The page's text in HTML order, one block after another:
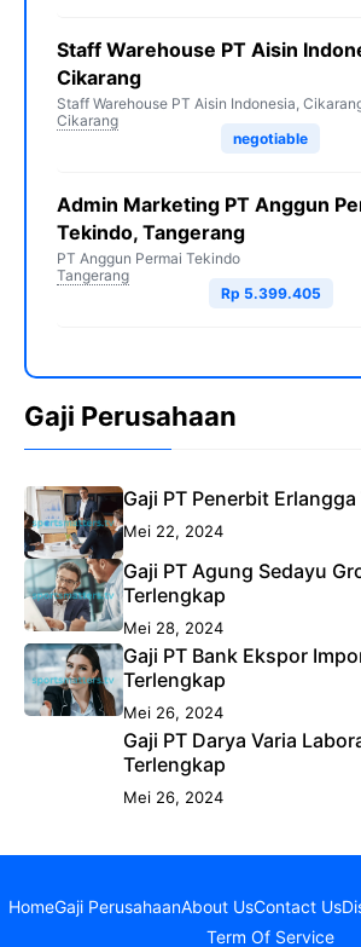
Staff Warehouse PT Aisin
Cikarang
Staff Warehouse PT Aisin Indonesia,
Cikarang
negotiable
Admin Marketing PT Anggun
Tekindo, Tangerang
PT Anggun Permai Tekindo
Tangerang
Rp 5.399.405
Gaji Perusahaan
Gaji PT Penerbit
Mei 22, 2024
Gaji PT Agung Sedayu
Terlengkap
Mei 28, 2024
Gaji PT Bank Ekspor
Terlengkap
Mei 26, 2024
Gaji PT Darya Varia
Terlengkap
Mei 26, 2024
HomeGaji PerusahaanAbout UsContact Us
Term Of Service